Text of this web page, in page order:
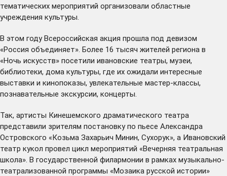
тематических мероприятий организовали областные
учреждения культуры.
В этом году Всероссийская акция прошла под девизом
«Россия объединяет». Более 16 тысяч жителей региона в
«Ночь искусств» посетили ивановские театры, музеи,
библиотеки, дома культуры, где их ожидали интересные
выставки и кинопоказы, увлекательные мастер-классы,
познавательные экскурсии, концерты.
Так, артисты Кинешемского драматического театра
представили зрителям постановку по пьесе Александра
Островского «Козьма Захарьич Минин, Сухорук», а Ивановский
театр кукол провел цикл мероприятий «Вечерняя театральная
школа». В государственной филармонии в рамках музыкально-
театрализованной программы «Мозаика русской истории»